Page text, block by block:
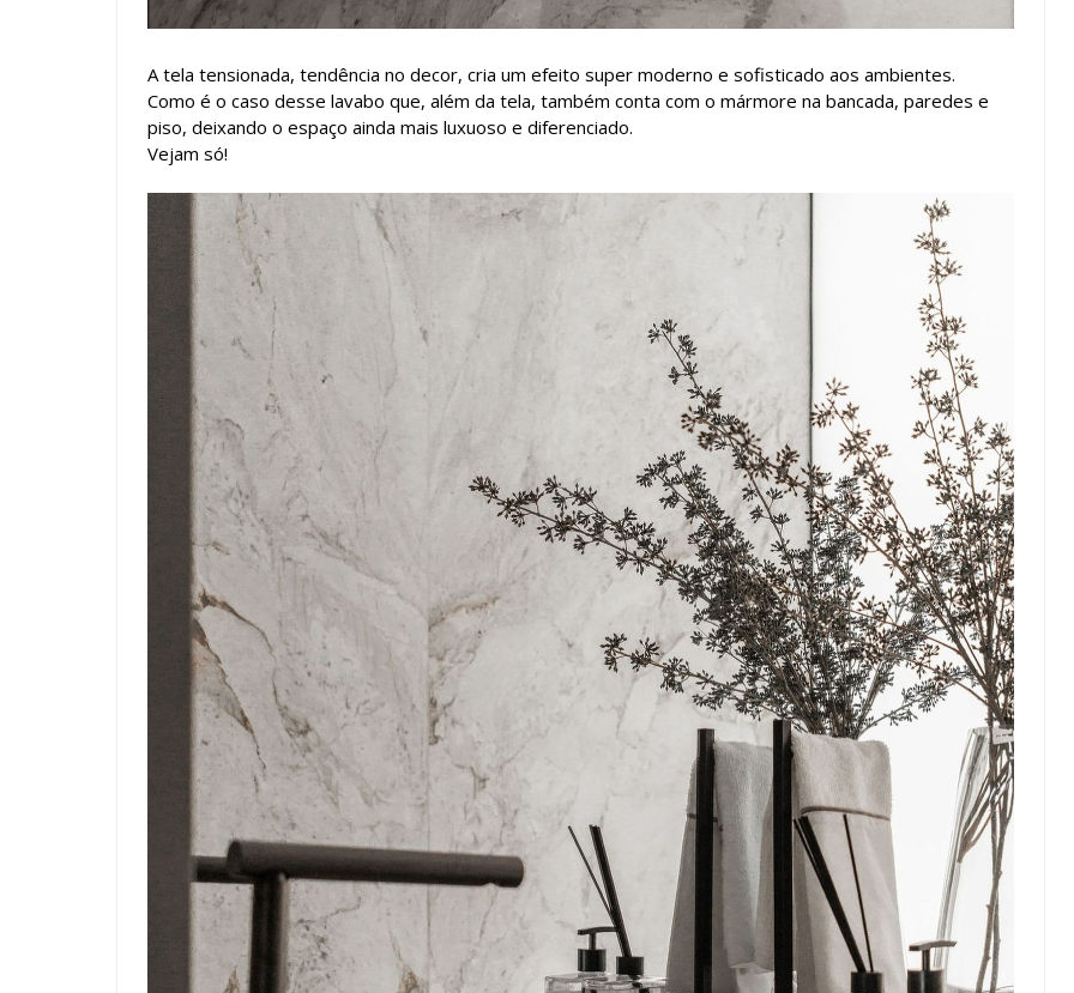
A tela tensionada, tendência no decor, cria um efeito super moderno e sofisticado aos ambientes.
Como é o caso desse lavabo que, além da tela, também conta com o mármore na bancada, paredes e
piso, deixando o espaço ainda mais luxuoso e diferenciado.
Vejam só!